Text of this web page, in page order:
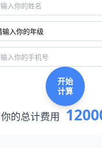
开始
计算
你的总计费用